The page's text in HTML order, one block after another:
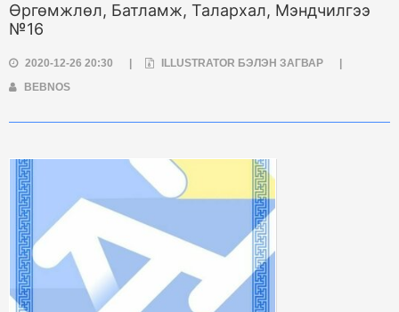
Өргөмжлөл, Батламж, Талархал, Мэндчилгээ
№16
2020-12-26 20:30 ILLUSTRATOR БЭЛЭН ЗАГВАР
BEBNOS